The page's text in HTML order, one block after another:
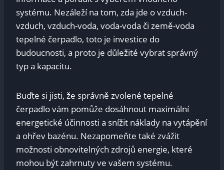
systému. Nezáleží na tom, zda ​jde‌ o vzduch-
vzduch, vzduch-voda, voda-voda či země-voda
tepelné čerpadlo,⁣ toto je investice do
budoucnosti,‌ a proto je‍ důležité⁢ vybrat správný
typ a kapacitu.
Buďte si jisti, že správně zvolené tepelné
čerpadlo vám ⁣pomůže ​dosáhnout maximální
energetické⁣ účinnosti a snížit⁣ náklady ‌na ‍vytápění
a⁣ ohřev bazénu. Nezapomeňte také ‍zvážit
možnosti obnovitelných zdrojů energie, které
mohou být zahrnuty ve vašem systému.